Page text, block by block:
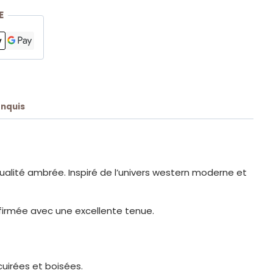
ambrée. Inspiré de l’univers western moderne et
avec une excellente tenue.
et boisées.